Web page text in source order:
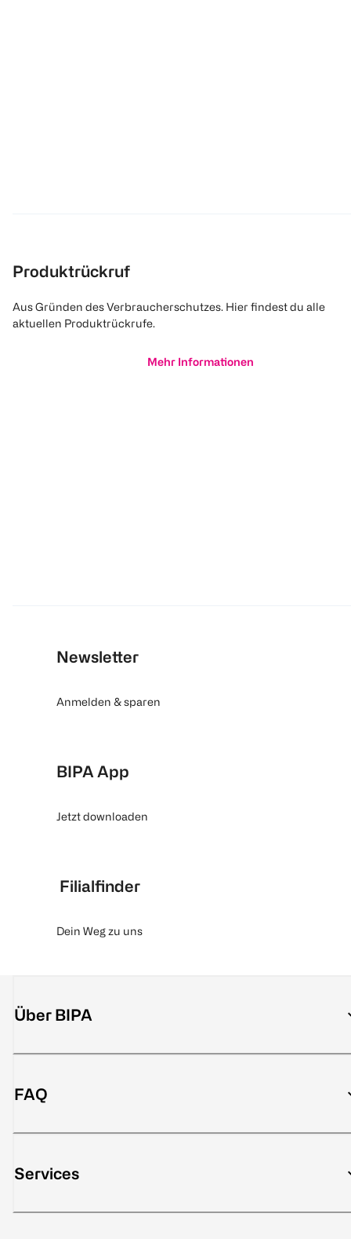
Produktrückruf
Aus Gründen des Verbraucherschutzes. Hier findest du alle
aktuellen Produktrückrufe.
Mehr Informationen
Newsletter
Anmelden & sparen
BIPA App
Jetzt downloaden
Filialfinder
Dein Weg zu uns
Über BIPA
FAQ
Services